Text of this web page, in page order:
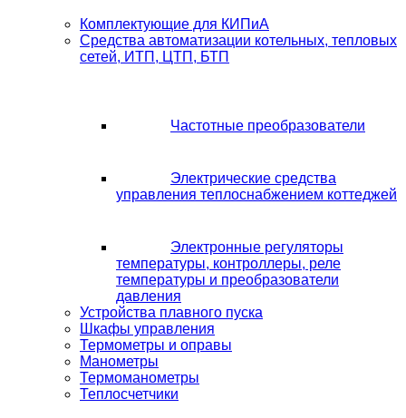
Комплектующие для КИПиА
Средства автоматизации котельных, тепловых
сетей, ИТП, ЦТП, БТП
Частотные преобразователи
Электрические средства
управления теплоснабжением коттеджей
Электронные регуляторы
температуры, контроллеры, реле
температуры и преобразователи
давления
Устройства плавного пуска
Шкафы управления
Термометры и оправы
Манометры
Термоманометры
Теплосчетчики